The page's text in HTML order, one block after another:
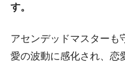
す。
アセンデッドマスターも
愛の波動に感化され、恋